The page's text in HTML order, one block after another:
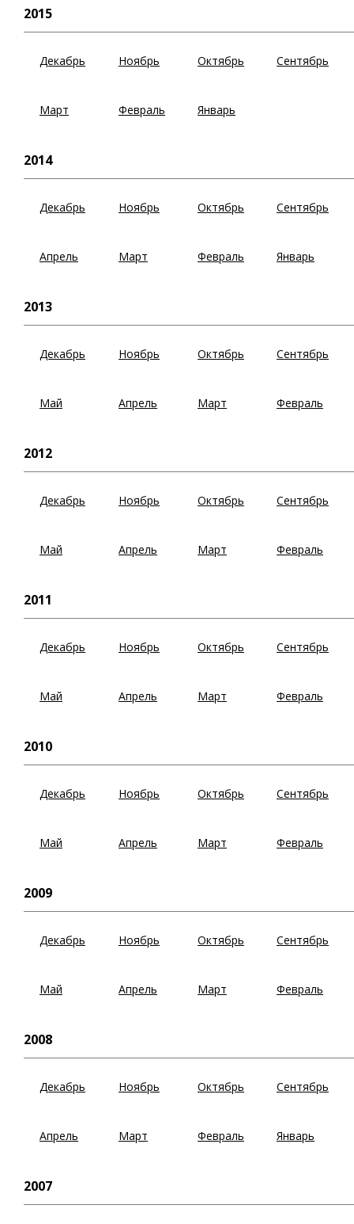
2015
Декабрь Ноябрь Октябрь Сентябрь
Март Февраль Январь
2014
Декабрь Ноябрь Октябрь Сентябрь
Апрель Март Февраль Январь
2013
Декабрь Ноябрь Октябрь Сентябрь
Май Апрель Март Февраль
2012
Декабрь Ноябрь Октябрь Сентябрь
Май Апрель Март Февраль
2011
Декабрь Ноябрь Октябрь Сентябрь
Май Апрель Март Февраль
2010
Декабрь Ноябрь Октябрь Сентябрь
Май Апрель Март Февраль
2009
Декабрь Ноябрь Октябрь Сентябрь
Май Апрель Март Февраль
2008
Декабрь Ноябрь Октябрь Сентябрь
Апрель Март Февраль Январь
2007